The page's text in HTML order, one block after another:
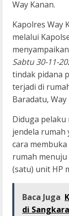
Way Kanan.
Kapolres Way
melalui
Sabtu 30-11-
tindak pidana
terjadi di
Baradatu, Way
Diduga pelaku
jendela rumah
cara
rumah menuju
(satu) unit HP
Baca Juga
di